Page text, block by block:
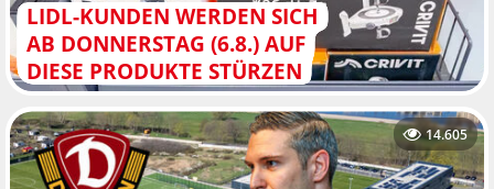
LIDL-KUNDEN WERDEN SICH
AB DONNERSTAG (6.8.) AUF
DIESE PRODUKTE STÜRZEN
14.605